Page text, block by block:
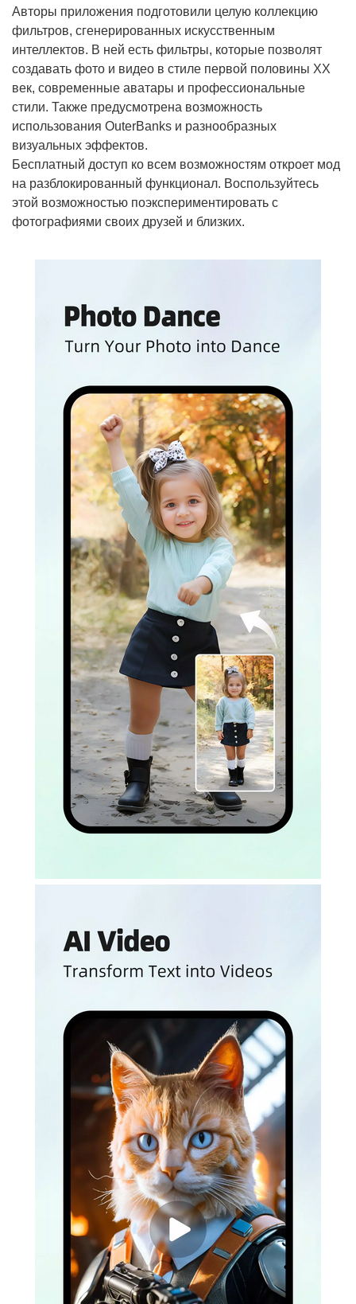
Авторы приложения подготовили целую коллекцию
фильтров, сгенерированных искусственным
интеллектов. В ней есть фильтры, которые позволят
создавать фото и видео в стиле первой половины XX
век, современные аватары и профессиональные
стили. Также предусмотрена возможность
использования OuterBanks и разнообразных
визуальных эффектов.
Бесплатный доступ ко всем возможностям откроет мод
на разблокированный функционал. Воспользуйтесь
этой возможностью поэкспериментировать с
фотографиями своих друзей и близких.